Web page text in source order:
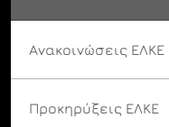
Ανακοινώσεις ΕΛΚΕ
Προκηρύξεις ΕΛΚΕ